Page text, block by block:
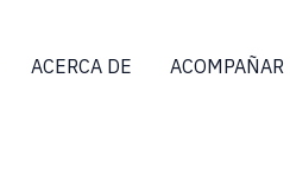
ACERCA DE ACOMPAÑAR